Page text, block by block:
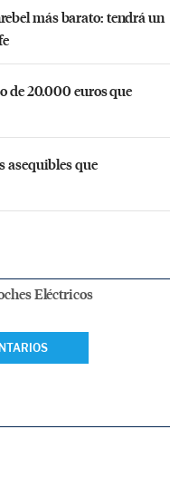
más barato: tendrá un
de 20.000 euros que
asequibles que
Eléctricos